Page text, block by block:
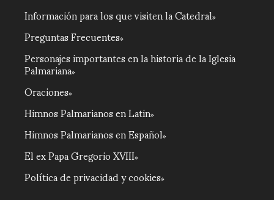
Información para los que visiten la Catedral
Preguntas Frecuentes
Personajes importantes en la historia de la Iglesia
Palmariana
Oraciones
Himnos Palmarianos en Latin
Himnos Palmarianos en Español
El ex Papa Gregorio XVIII
Política de privacidad y cookies